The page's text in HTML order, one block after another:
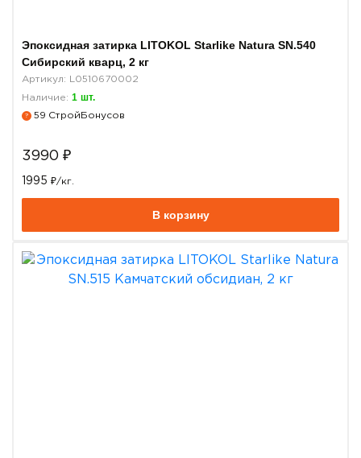
Эпоксидная затирка LITOKOL Starlike Natura SN.540
Сибирский кварц, 2 кг
Артикул: L0510670002
Наличие: 1 шт.
? 59 СтройБонусов
3990 ₽
1995 ₽/кг.
В корзину